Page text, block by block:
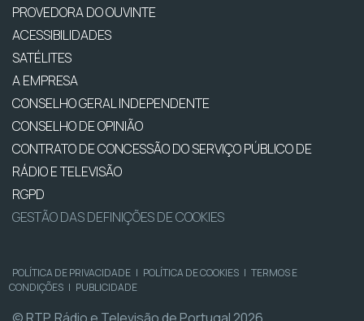
PROVEDORA DO OUVINTE
ACESSIBILIDADES
SATÉLITES
A EMPRESA
CONSELHO GERAL INDEPENDENTE
CONSELHO DE OPINIÃO
CONTRATO DE CONCESSÃO DO SERVIÇO PÚBLICO DE
RÁDIO E TELEVISÃO
RGPD
GESTÃO DAS DEFINIÇÕES DE COOKIES
POLÍTICA DE PRIVACIDADE | POLÍTICA DE COOKIES | TERMOS E
CONDIÇÕES | PUBLICIDADE